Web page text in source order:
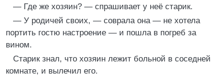
— Где же хозяин? — спрашивает у неё старик.
— У родичей своих, — соврала она — не хотела
портить гостю настроение — и пошла в погреб за
вином.
Старик знал, что хозяин лежит больной в соседней
комнате, и вылечил его.